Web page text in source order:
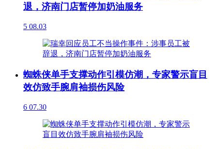
退，济南门店暂停加奶油服务
5 08.03
蜘蛛侠单手支撑动作引模仿潮，专家警示盲目
效仿致手腕肩袖损伤风险
6 07.30